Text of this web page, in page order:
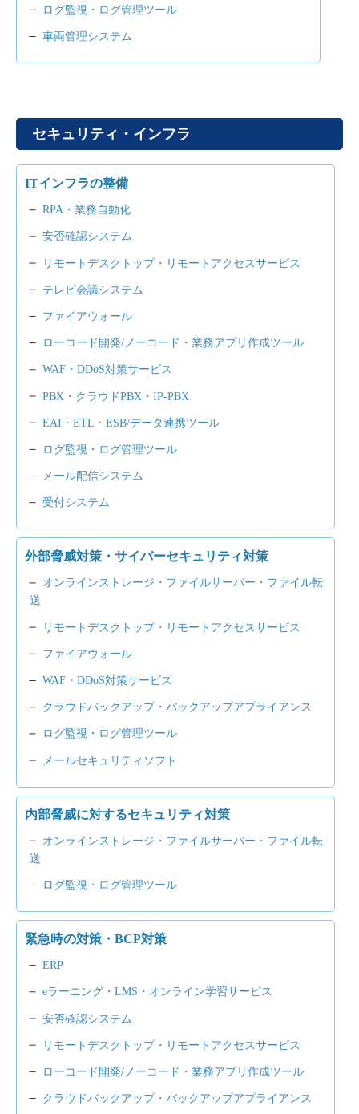
ログ監視・ログ管理ツール
車両管理システム
セキュリティ・インフラ
ITインフラの整備
RPA・業務自動化
安否確認システム
リモートデスクトップ・リモートアクセスサービス
テレビ会議システム
ファイアウォール
ローコード開発/ノーコード・業務アプリ作成ツール
WAF・DDoS対策サービス
PBX・クラウドPBX・IP-PBX
EAI・ETL・ESB/データ連携ツール
ログ監視・ログ管理ツール
メール配信システム
受付システム
外部脅威対策・サイバーセキュリティ対策
オンラインストレージ・ファイルサーバー・ファイル転
送
リモートデスクトップ・リモートアクセスサービス
ファイアウォール
WAF・DDoS対策サービス
クラウドバックアップ・バックアップアプライアンス
ログ監視・ログ管理ツール
メールセキュリティソフト
内部脅威に対するセキュリティ対策
オンラインストレージ・ファイルサーバー・ファイル転
送
ログ監視・ログ管理ツール
緊急時の対策・BCP対策
ERP
eラーニング・LMS・オンライン学習サービス
安否確認システム
リモートデスクトップ・リモートアクセスサービス
ローコード開発/ノーコード・業務アプリ作成ツール
クラウドバックアップ・バックアップアプライアンス